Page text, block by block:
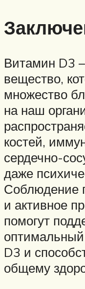
Витамин D3
вещество,
множество
на наш
костей,
сердечно-
даже
Соблюдение
и активное
помогут
D3 и
общему